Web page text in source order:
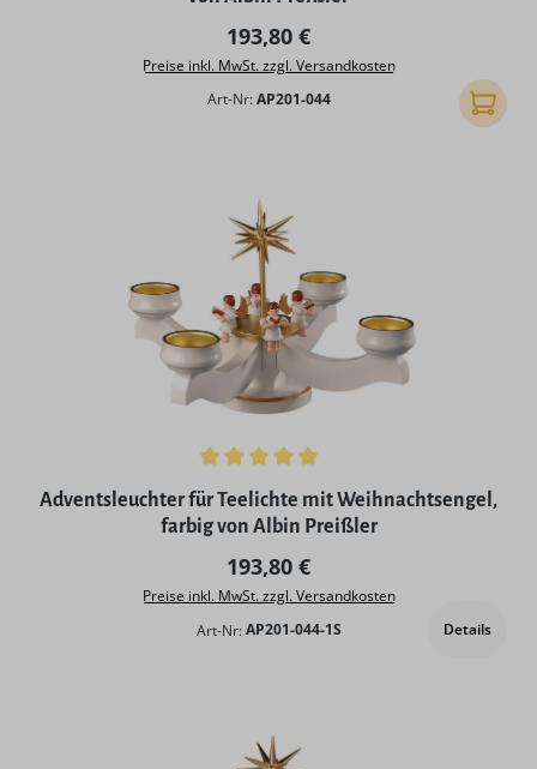
Regulärer Preis:
193,80 €
Preise inkl. MwSt. zzgl. Versandkosten
Art-Nr: AP201-044 In den
Durchschnittliche Bewertung von 5 von 5 Sternen
Adventsleuchter für Teelichte mit Weihnachtsengel,
farbig von Albin Preißler
Regulärer Preis:
193,80 €
Preise inkl. MwSt. zzgl. Versandkosten
Art-Nr: AP201-044-1S Details